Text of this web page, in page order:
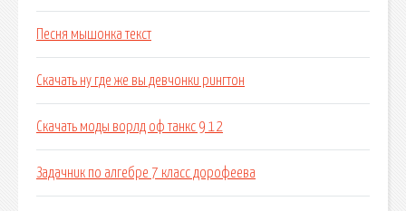
Песня мышонка текст
Скачать ну где же вы девчонки рингтон
Скачать моды ворлд оф танкс 9 12
Задачник по алгебре 7 класс дорофеева